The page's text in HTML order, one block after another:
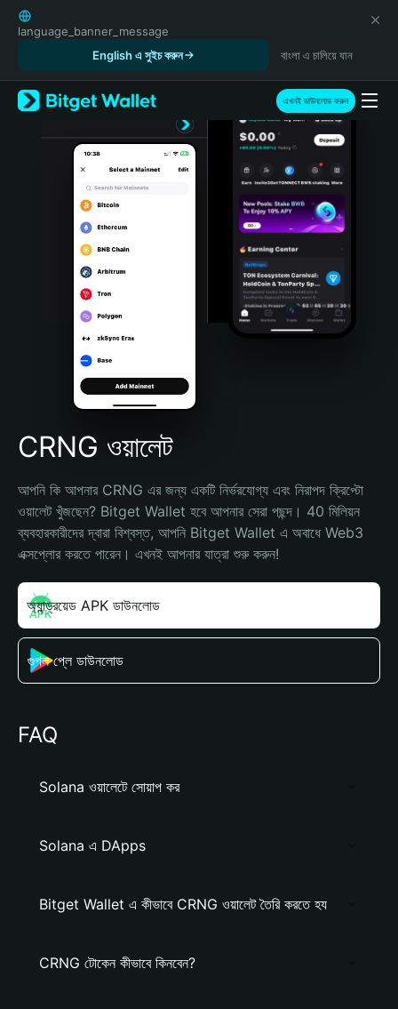
English
日本語
Русский
Español (Latinoamérica)
Türkçe
Português (Portugal)
Bahasa Indonesia
Português (Brasil)
Español (Argentina)
language_banner_message
English এ সুইচ করুন
বাংলা এ চালিয়ে যান
এখনই ডাউনলোড করুন
CRNG ওয়ালেট
আপনি কি আপনার CRNG এর জন্য একটি নির্ভরযোগ্য এবং নিরাপদ ক্রিপ্টো
ওয়ালেট খুঁজছেন? Bitget Wallet হবে আপনার সেরা পছন্দ। 40 মিলিয়ন
ব্যবহারকারীদের দ্বারা বিশ্বস্ত, আপনি Bitget Wallet এ অবাধে Web3
এক্সপ্লোর করতে পারেন। এখনই আপনার যাত্রা শুরু করুন!
অ্যান্ড্রয়েড APK ডাউনলোড
গুগল প্লে ডাউনলোড
FAQ
Solana ওয়ালেটে সোয়াপ কর
Solana এ DApps
Bitget Wallet এ কীভাবে CRNG ওয়ালেট তৈরি করতে হয
CRNG টোকেন কীভাবে কিনবেন?